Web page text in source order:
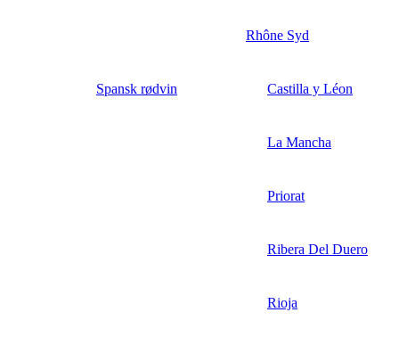
Rhône Syd
Spansk rødvin Castilla y Léon
La Mancha
Priorat
Ribera Del Duero
Rioja